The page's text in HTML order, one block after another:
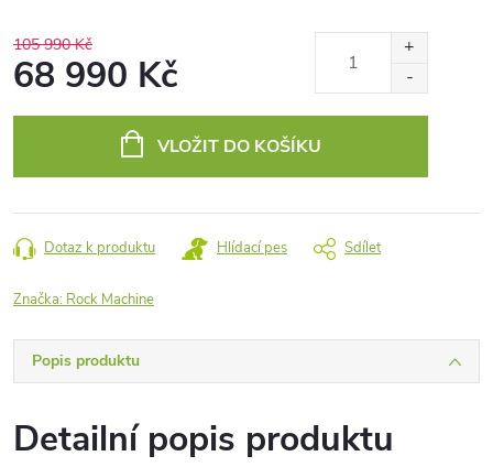
105 990 Kč
68 990 Kč
VLOŽIT DO KOŠÍKU
Dotaz k produktu Hlídací pes Sdílet
Značka: Rock Machine
Popis produktu
Detailní popis produktu